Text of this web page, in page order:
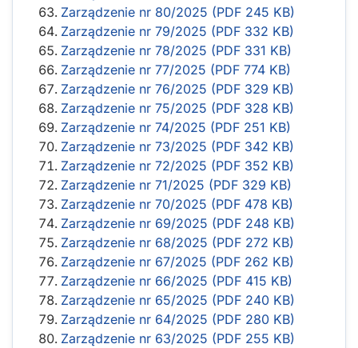
Zarządzenie nr 80/2025 (PDF 245 KB)
Zarządzenie nr 79/2025 (PDF 332 KB)
Zarządzenie nr 78/2025 (PDF 331 KB)
Zarządzenie nr 77/2025 (PDF 774 KB)
Zarządzenie nr 76/2025 (PDF 329 KB)
Zarządzenie nr 75/2025 (PDF 328 KB)
Zarządzenie nr 74/2025 (PDF 251 KB)
Zarządzenie nr 73/2025 (PDF 342 KB)
Zarządzenie nr 72/2025 (PDF 352 KB)
Zarządzenie nr 71/2025 (PDF 329 KB)
Zarządzenie nr 70/2025 (PDF 478 KB)
Zarządzenie nr 69/2025 (PDF 248 KB)
Zarządzenie nr 68/2025 (PDF 272 KB)
Zarządzenie nr 67/2025 (PDF 262 KB)
Zarządzenie nr 66/2025 (PDF 415 KB)
Zarządzenie nr 65/2025 (PDF 240 KB)
Zarządzenie nr 64/2025 (PDF 280 KB)
Zarządzenie nr 63/2025 (PDF 255 KB)